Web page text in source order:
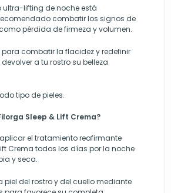
ultra-lifting de noche está
combatir los signos de
pérdida de firmeza y volumen.
combatir la flacidez y redefinir
a tu rostro su belleza
tipo de pieles.
rga Sleep & Lift Crema?
el tratamiento reafirmante
Crema todos los días por la noche
y seca.
piel del rostro y del cuello mediante